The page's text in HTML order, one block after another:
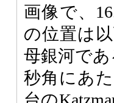
画像で、
の位置は
母銀河であ
秒角にあ